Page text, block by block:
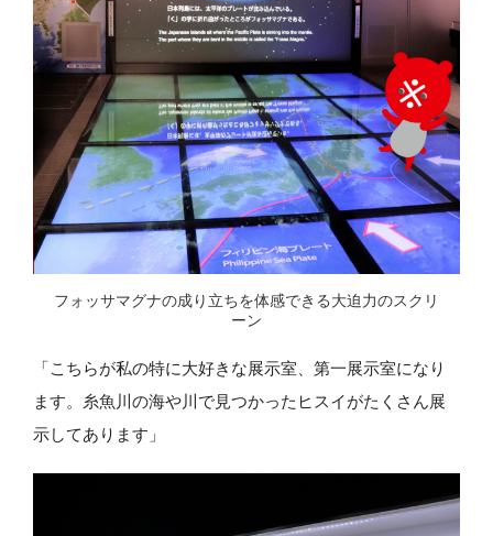
フォッサマグナの成り立ちを体感できる大迫力のスクリ
ーン
「こちらが私の特に大好きな展示室、第一展示室になり
ます。糸魚川の海や川で見つかったヒスイがたくさん展
示してあります」